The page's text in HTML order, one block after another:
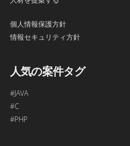
個人情報保護方針
情報セキュリティ方針
人気の案件タグ
#JAVA
#C
#PHP